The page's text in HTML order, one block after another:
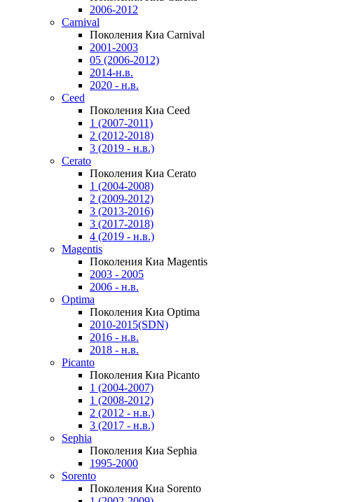
2006-2012
Carnival
Поколения Киа Carnival
2001-2003
05 (2006-2012)
2014-н.в.
2020 - н.в.
Ceed
Поколения Киа Ceed
1 (2007-2011)
2 (2012-2018)
3 (2019 - н.в.)
Cerato
Поколения Киа Cerato
1 (2004-2008)
2 (2009-2012)
3 (2013-2016)
3 (2017-2018)
4 (2019 - н.в.)
Magentis
Поколения Киа Magentis
2003 - 2005
2006 - н.в.
Optima
Поколения Киа Optima
2010-2015(SDN)
2016 - н.в.
2018 - н.в.
Picanto
Поколения Киа Picanto
1 (2004-2007)
1 (2008-2012)
2 (2012 - н.в.)
3 (2017 - н.в.)
Sephia
Поколения Киа Sephia
1995-2000
Sorento
Поколения Киа Sorento